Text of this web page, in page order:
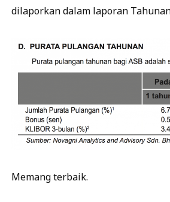
dilaporkan dalam laporan Tahunan
Memang terbaik.